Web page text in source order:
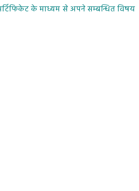
सर्टिफिकेट के माध्यम से अपने सम्बन्धित विषय